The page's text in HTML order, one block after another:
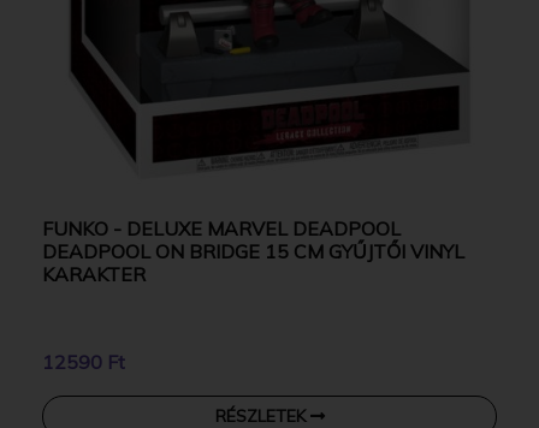
FUNKO - DELUXE MARVEL DEADPOOL
DEADPOOL ON BRIDGE 15 CM GYŰJTŐI VINYL
KARAKTER
12590 Ft
RÉSZLETEK